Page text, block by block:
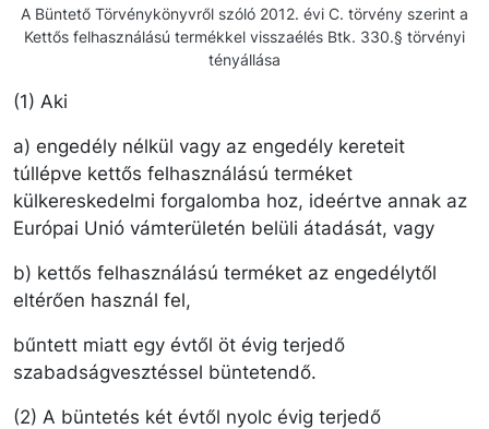
A Büntető Törvénykönyvről szóló 2012. évi C. törvény szerint a
Kettős felhasználású termékkel visszaélés Btk. 330.§ törvényi
tényállása
(1) Aki
a) engedély nélkül vagy az engedély kereteit
túllépve kettős felhasználású terméket
külkereskedelmi forgalomba hoz, ideértve annak az
Európai Unió vámterületén belüli átadását, vagy
b) kettős felhasználású terméket az engedélytől
eltérően használ fel,
bűntett miatt egy évtől öt évig terjedő
szabadságvesztéssel büntetendő.
(2) A büntetés két évtől nyolc évig terjedő